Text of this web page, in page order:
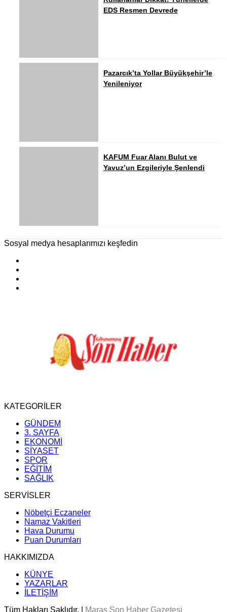
EDS Resmen Devrede
Pazarcık’ta Yollar Büyükşehir’le
Yenileniyor
KAFUM Fuar Alanı Bulut ve
Yavuz’un Ezgileriyle Şenlendi
Sosyal medya hesaplarımızı keşfedin
KATEGORİLER
GÜNDEM
3. SAYFA
EKONOMİ
SİYASET
SPOR
EĞİTİM
SAĞLIK
SERVİSLER
Nöbetçi Eczaneler
Namaz Vakitleri
Hava Durumu
Puan Durumları
HAKKIMIZDA
KÜNYE
YAZARLAR
İLETİŞİM
Tüm Hakları Saklıdır. |
Maraş Son Haber Gazetesi